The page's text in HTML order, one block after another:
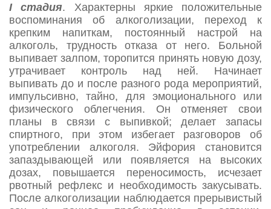
I стадия. Характерны яркие положительные
воспоминания об алкоголизации, переход к
крепким напиткам, постоянный настрой на
алкоголь, трудность отказа от него. Больной
выпивает залпом, торопится принять новую дозу,
утрачивает контроль над ней. Начинает
выпивать до и после разного рода мероприятий,
импульсивно, тайно, для эмоционального или
физического облегчения. Он отменяет свои
планы в связи с выпивкой; делает запасы
спиртного, при этом избегает разговоров об
употреблении алкоголя. Эйфория становится
запаздывающей или появляется на высоких
дозах, повышается переносимость, исчезает
рвотный рефлекс и необходимость закусывать.
После алкоголизации наблюдается прерывистый